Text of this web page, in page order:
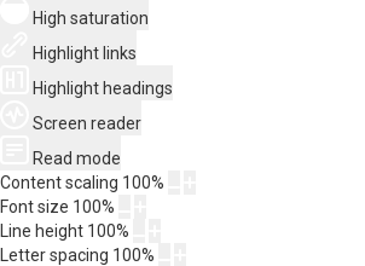
High saturation
Highlight links
Highlight headings
Screen reader
Read mode
Content scaling 100%
Font size 100%
Line height 100%
Letter spacing 100%